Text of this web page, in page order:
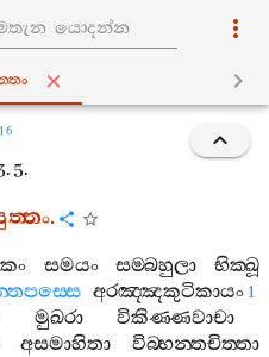
5.
.
සමයං සම‍්බහුලා
භික‍්ඛූ
අරඤ‍්ඤකුටිකායං 1
මුඛරා
විකිණ‍්ණවාචා
අසමාහිතා
විබ‍්භන‍්තචිත‍්තා